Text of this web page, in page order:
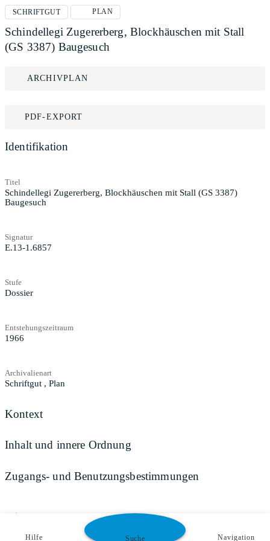
SCHRIFTGUT PLAN
Schindellegi Zugererberg, Blockhäuschen mit Stall
(GS 3387) Baugesuch
ARCHIVPLAN
PDF-EXPORT
Identifikation
Titel
Schindellegi Zugererberg, Blockhäuschen mit Stall (GS 3387)
Baugesuch
Signatur
E.13-1.6857
Stufe
Dossier
Entstehungszeitraum
1966
Archivalienart
Schriftgut , Plan
Kontext
Inhalt und innere Ordnung
Zugangs- und Benutzungsbestimmungen
Teilen
Hilfe Suche Navigation